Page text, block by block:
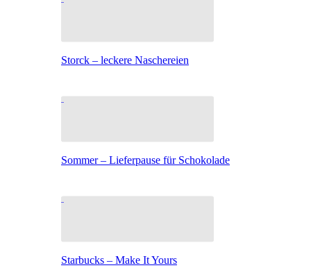
Storck – leckere Naschereien
Sommer – Lieferpause für Schokolade
Starbucks – Make It Yours